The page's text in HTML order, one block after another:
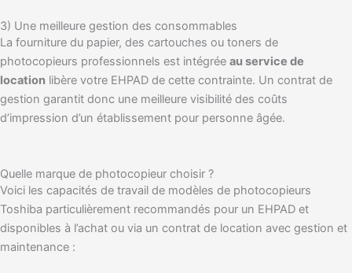
3) Une meilleure gestion des consommables
La fourniture du papier, des cartouches ou toners de
photocopieurs professionnels est intégrée au service de
location libère votre EHPAD de cette contrainte. Un contrat de
gestion garantit donc une meilleure visibilité des coûts
d’impression d’un établissement pour personne âgée.
Quelle marque de photocopieur choisir ?
Voici les capacités de travail de modèles de photocopieurs
Toshiba particulièrement recommandés pour un EHPAD et
disponibles à l’achat ou via un contrat de location avec gestion et
maintenance :